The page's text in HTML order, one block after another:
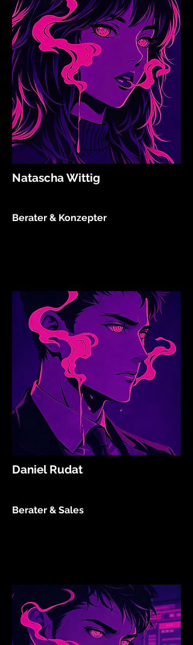
Natascha Wittig
Berater & Konzepter
Daniel Rudat
Berater & Sales